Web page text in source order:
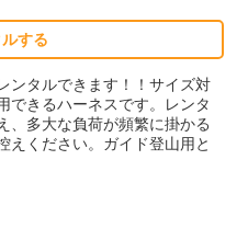
する
ンタルできます！！サイズ対
できるハーネスです。レンタ
、多大な負荷が頻繁に掛かる
えください。ガイド登山用と